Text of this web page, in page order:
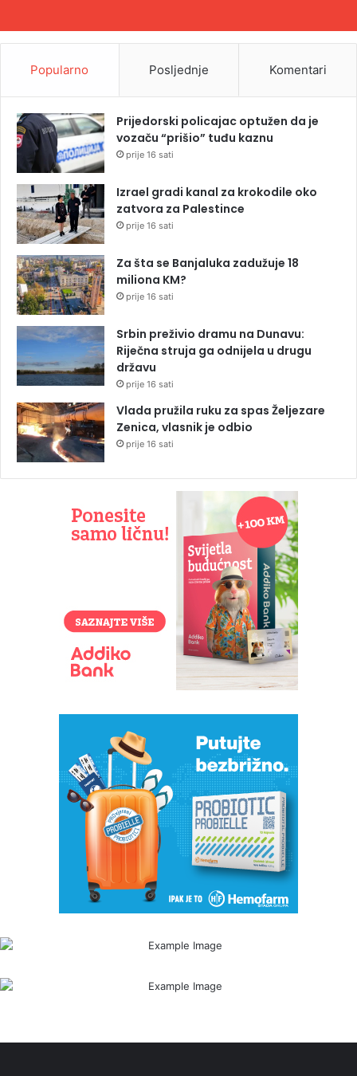
Popularno Posljednje Komentari
Prijedorski policajac optužen da je
vozaču “prišio” tuđu kaznu
prije 16 sati
Izrael gradi kanal za krokodile oko
zatvora za Palestince
prije 16 sati
Za šta se Banjaluka zadužuje 18
miliona KM?
prije 16 sati
Srbin preživio dramu na Dunavu:
Riječna struja ga odnijela u drugu
državu
prije 16 sati
Vlada pružila ruku za spas Željezare
Zenica, vlasnik je odbio
prije 16 sati